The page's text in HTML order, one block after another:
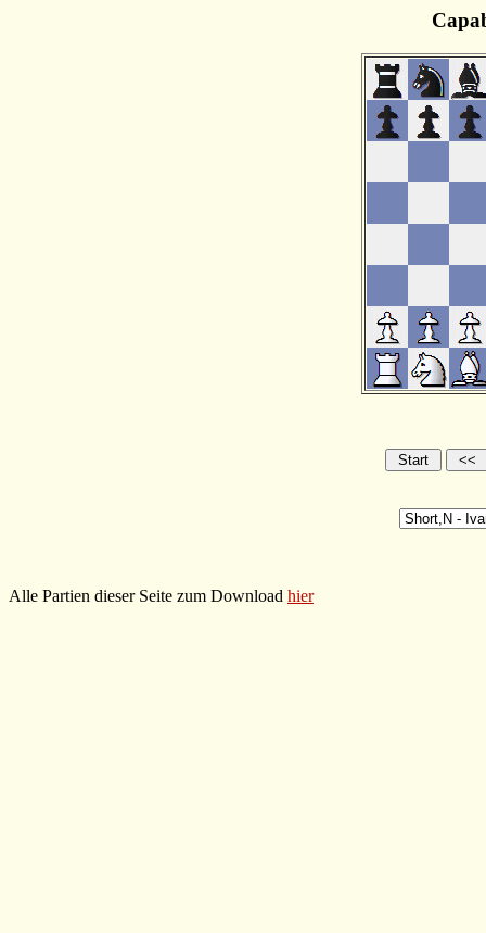
Alle Partien dieser Seite zum Download hier